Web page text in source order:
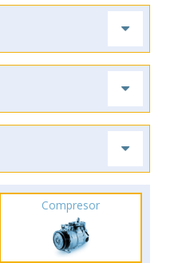
Compresor